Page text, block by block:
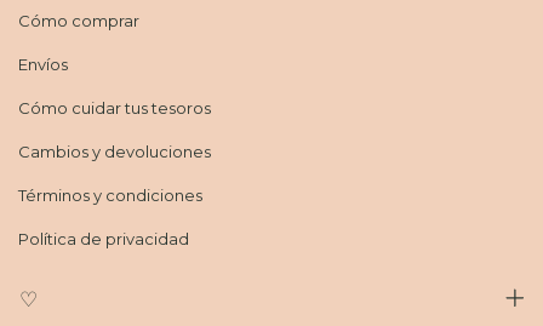
Cómo comprar
Envíos
Cómo cuidar tus tesoros
Cambios y devoluciones
Términos y condiciones
Política de privacidad
♡